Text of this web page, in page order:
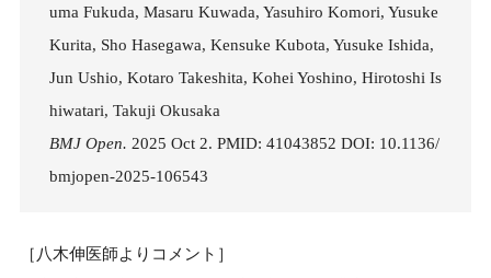
uma Fukuda, Masaru Kuwada, Yasuhiro Komori, Yusuke
Kurita, Sho Hasegawa, Kensuke Kubota, Yusuke Ishida,
Jun Ushio, Kotaro Takeshita, Kohei Yoshino, Hirotoshi Is
hiwatari, Takuji Okusaka
BMJ Open. 2025 Oct 2. PMID: 41043852 DOI: 10.1136/
bmjopen-2025-106543
［八木伸医師よりコメント］